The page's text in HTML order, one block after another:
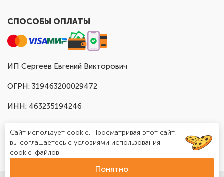
СПОСОБЫ ОПЛАТЫ
ИП Сергеев Евгений Викторович
ОГРН: 319463200029472
ИНН: 463235194246
Сайт использует cookie. Просматривая этот сайт,
вы соглашаетесь с условиями использования
cookie-файлов.
Понятно